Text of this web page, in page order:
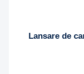
Lansare de